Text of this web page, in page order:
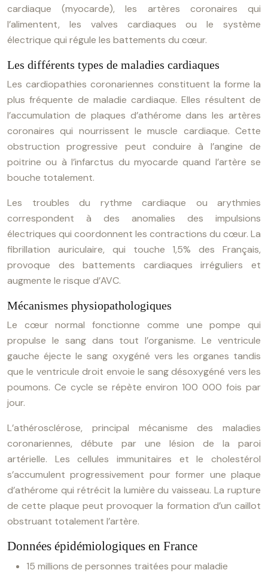
cardiaque (myocarde), les artères coronaires qui
l’alimentent, les valves cardiaques ou le système
électrique qui régule les battements du cœur.
Les différents types de maladies cardiaques
Les cardiopathies coronariennes constituent la forme la
plus fréquente de maladie cardiaque. Elles résultent de
l’accumulation de plaques d’athérome dans les artères
coronaires qui nourrissent le muscle cardiaque. Cette
obstruction progressive peut conduire à l’angine de
poitrine ou à l’infarctus du myocarde quand l’artère se
bouche totalement.
Les troubles du rythme cardiaque ou arythmies
correspondent à des anomalies des impulsions
électriques qui coordonnent les contractions du cœur. La
fibrillation auriculaire, qui touche 1,5% des Français,
provoque des battements cardiaques irréguliers et
augmente le risque d’AVC.
Mécanismes physiopathologiques
Le cœur normal fonctionne comme une pompe qui
propulse le sang dans tout l’organisme. Le ventricule
gauche éjecte le sang oxygéné vers les organes tandis
que le ventricule droit envoie le sang désoxygéné vers les
poumons. Ce cycle se répète environ 100 000 fois par
jour.
L’athérosclérose, principal mécanisme des maladies
coronariennes, débute par une lésion de la paroi
artérielle. Les cellules immunitaires et le cholestérol
s’accumulent progressivement pour former une plaque
d’athérome qui rétrécit la lumière du vaisseau. La rupture
de cette plaque peut provoquer la formation d’un caillot
obstruant totalement l’artère.
Données épidémiologiques en France
15 millions de personnes traitées pour maladie